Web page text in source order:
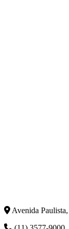
Avenida